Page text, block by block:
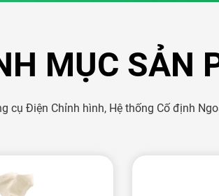
MỤC SẢN
Điện Chỉnh hình, Hệ thống Cố định